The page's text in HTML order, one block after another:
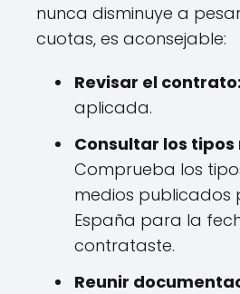
nunca disminuye a
cuotas, es aconsejable:
Revisar el contrato:
aplicada.
Consultar los tipos
Comprueba los
medios publicados
España para la
contrataste.
Reunir